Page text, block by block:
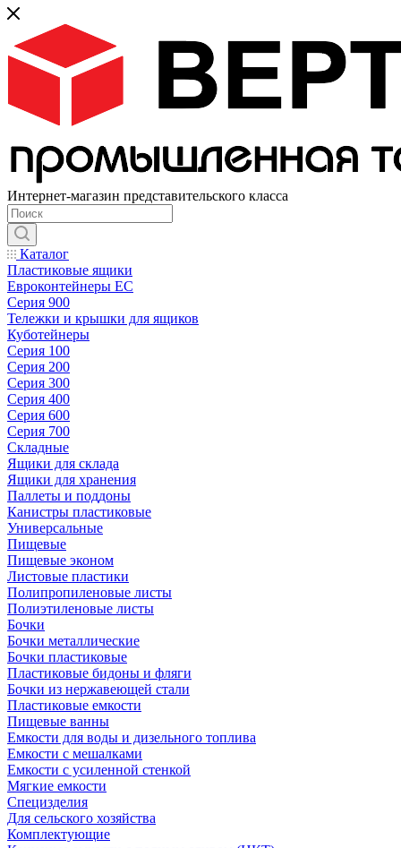
Интернет-магазин представительского класса
Каталог
Пластиковые ящики
Евроконтейнеры ЕС
Серия 900
Тележки и крышки для ящиков
Куботейнеры
Серия 100
Серия 200
Серия 300
Серия 400
Серия 600
Серия 700
Складные
Ящики для склада
Ящики для хранения
Паллеты и поддоны
Канистры пластиковые
Универсальные
Пищевые
Пищевые эконом
Листовые пластики
Полипропиленовые листы
Полиэтиленовые листы
Бочки
Бочки металлические
Бочки пластиковые
Пластиковые бидоны и фляги
Бочки из нержавеющей стали
Пластиковые емкости
Пищевые ванны
Емкости для воды и дизельного топлива
Емкости с мешалками
Емкости с усиленной стенкой
Мягкие емкости
Специзделия
Для сельского хозяйства
Комплектующие